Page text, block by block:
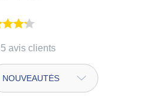
avis clients